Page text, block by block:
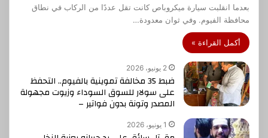
بعدما انقلبت سيارة ميكروباص كانت تقل عددًا من الركاب في نطاق
محافظة الفيوم. وفي ثوان معدودة…
أكمل القراءة »
2 يونيو، 2026
ضبط 35 مخالفة تموينية بالفيوم.. التحفظ
على سولار للسوق السوداء وزيوت مجهولة
المصدر وتونة بدون فواتير –
1 يونيو، 2026